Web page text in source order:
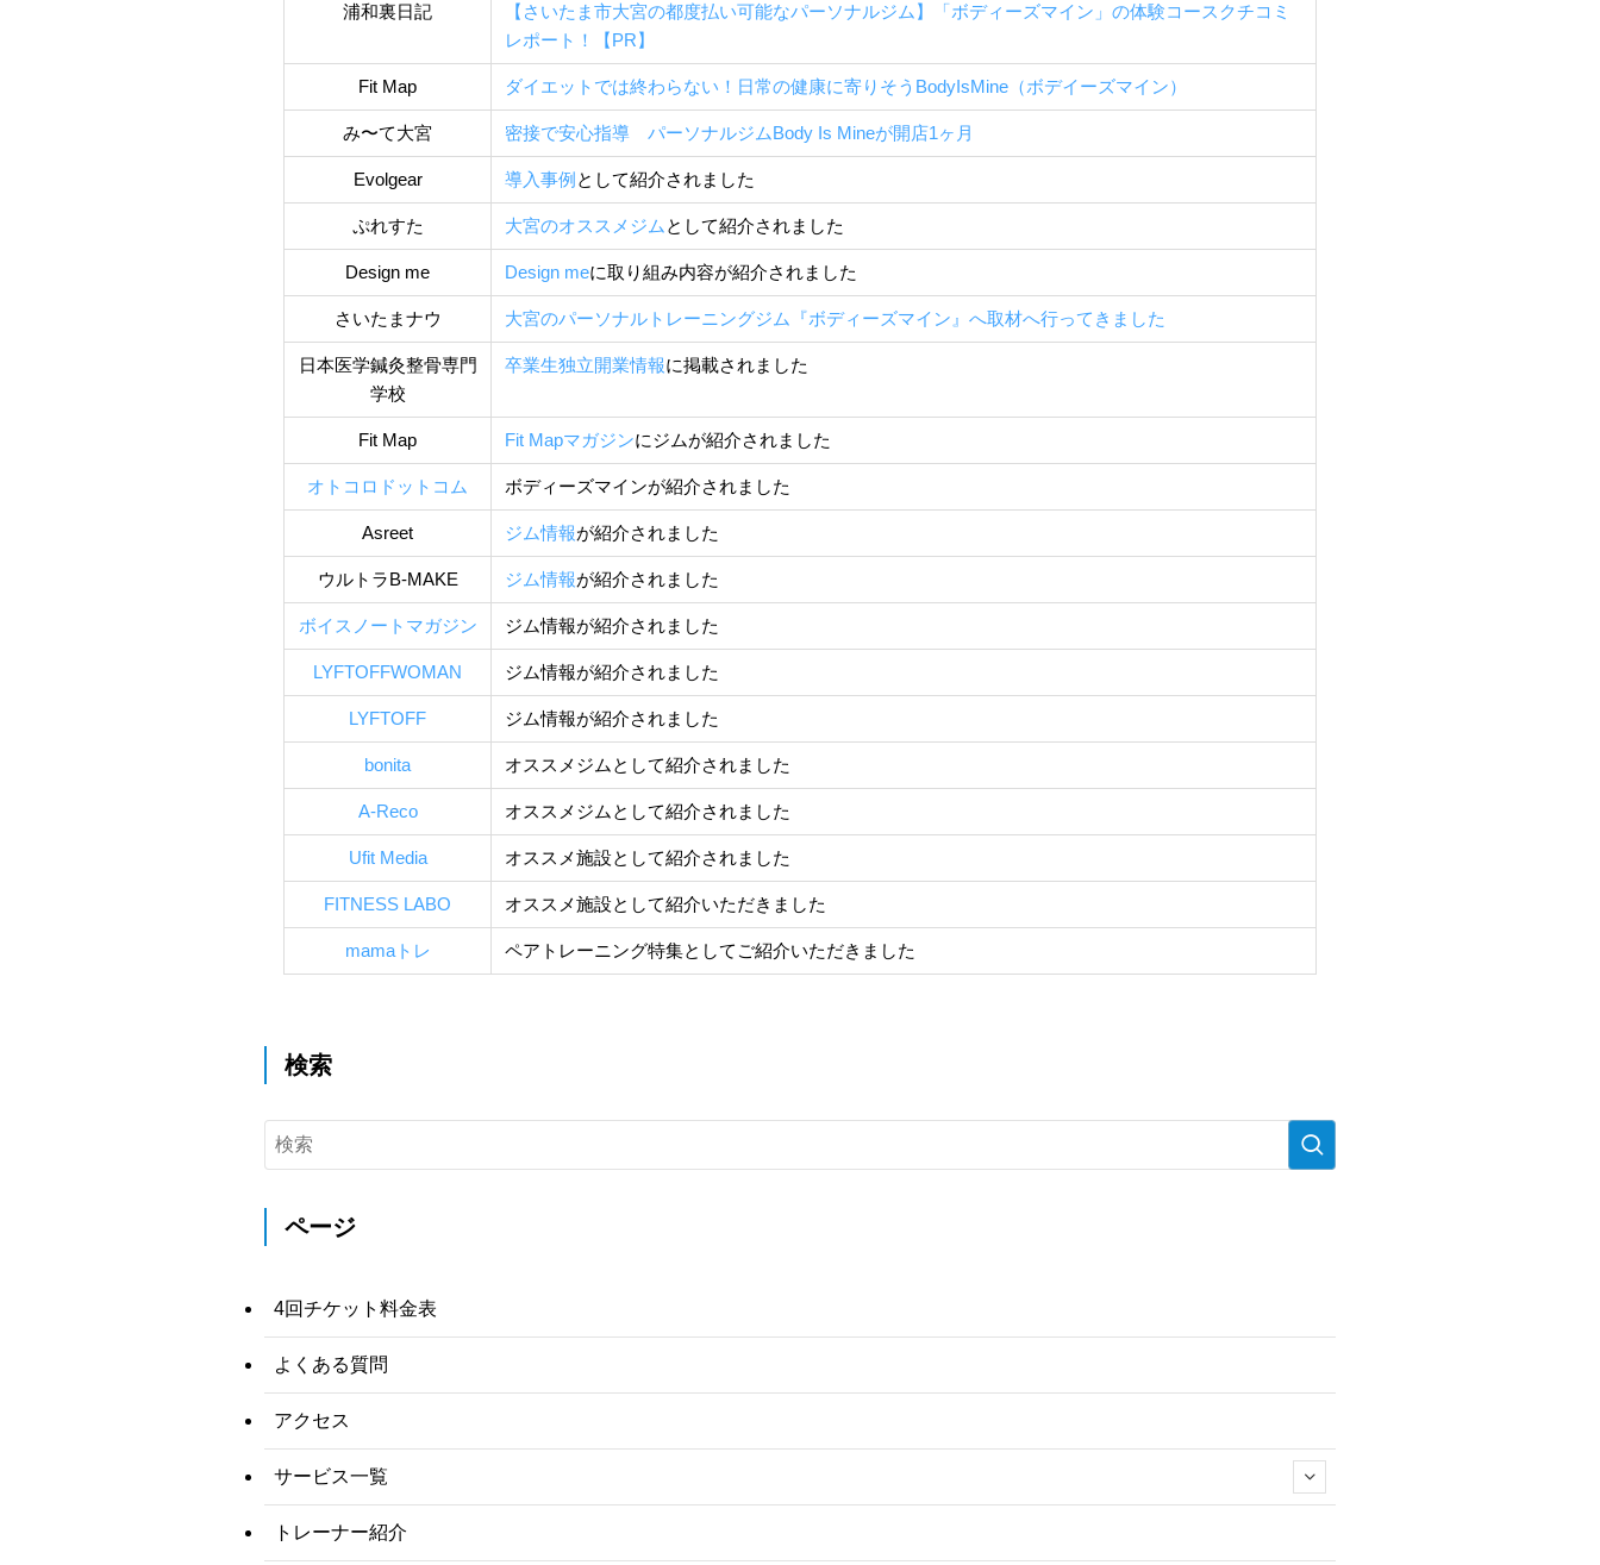
浦和裏日記
【さいたま市大宮の都度払い可能なパーソナルジム】「ボディーズマイン」の体験コースクチコミ
レポート！【PR】
Fit Map ダイエットでは終わらない！日常の健康に寄りそうBodyIsMine（ボデイーズマイン）
み〜て大宮 密接で安心指導 パーソナルジムBody Is Mineが開店1ヶ月
Evolgear 導入事例として紹介されました
ぷれすた 大宮のオススメジム として紹介されました
Design me Design meに取り組み内容が紹介されました
さいたまナウ 大宮のパーソナルトレーニングジム『ボディーズマイン』へ取材へ行ってきました
日本医学鍼灸整骨専門
学校
卒業生独立開業情報に掲載されました
Fit Map Fit Mapマガジンにジムが紹介されました
オトコロドットコム ボディーズマインが紹介されました
Asreet ジム情報が紹介されました
ウルトラB-MAKE ジム情報が紹介されました
ボイスノートマガジン ジム情報が紹介されました
LYFTOFFWOMAN ジム情報が紹介されました
LYFTOFF ジム情報が紹介されました
bonita オススメジムとして紹介されました
A-Reco オススメジムとして紹介されました
Ufit Media オススメ施設として紹介されました
FITNESS LABO オススメ施設として紹介いただきました
mamaトレ ペアトレーニング特集としてご紹介いただきました
検索
ページ
4回チケット料金表
よくある質問
アクセス
サービス一覧
トレーナー紹介